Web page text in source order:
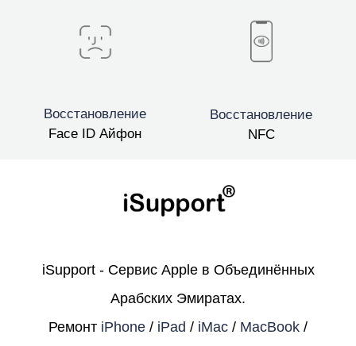
Восстановление
Face ID Айфон
Восстановление
NFC
iSupport - Сервис Apple в Объединённых
Арабских Эмиратах.
Ремонт iPhone / iPad / iMac / MacBook /